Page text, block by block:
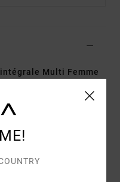
Multi Femme